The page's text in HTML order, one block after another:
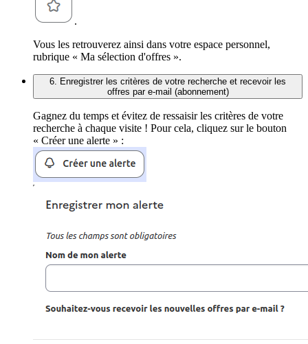
.
Vous les retrouverez ainsi dans votre espace personnel,
rubrique « Ma sélection d'offres ».
6. Enregistrer les critères de votre recherche et recevoir les
offres par e-mail (abonnement)
Gagnez du temps et évitez de ressaisir les critères de votre
recherche à chaque visite ! Pour cela, cliquez sur le bouton
« Créer une alerte » :